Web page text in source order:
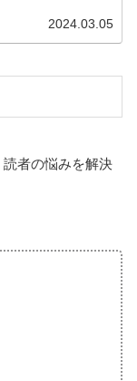
2024.03.05
者の悩みを解決